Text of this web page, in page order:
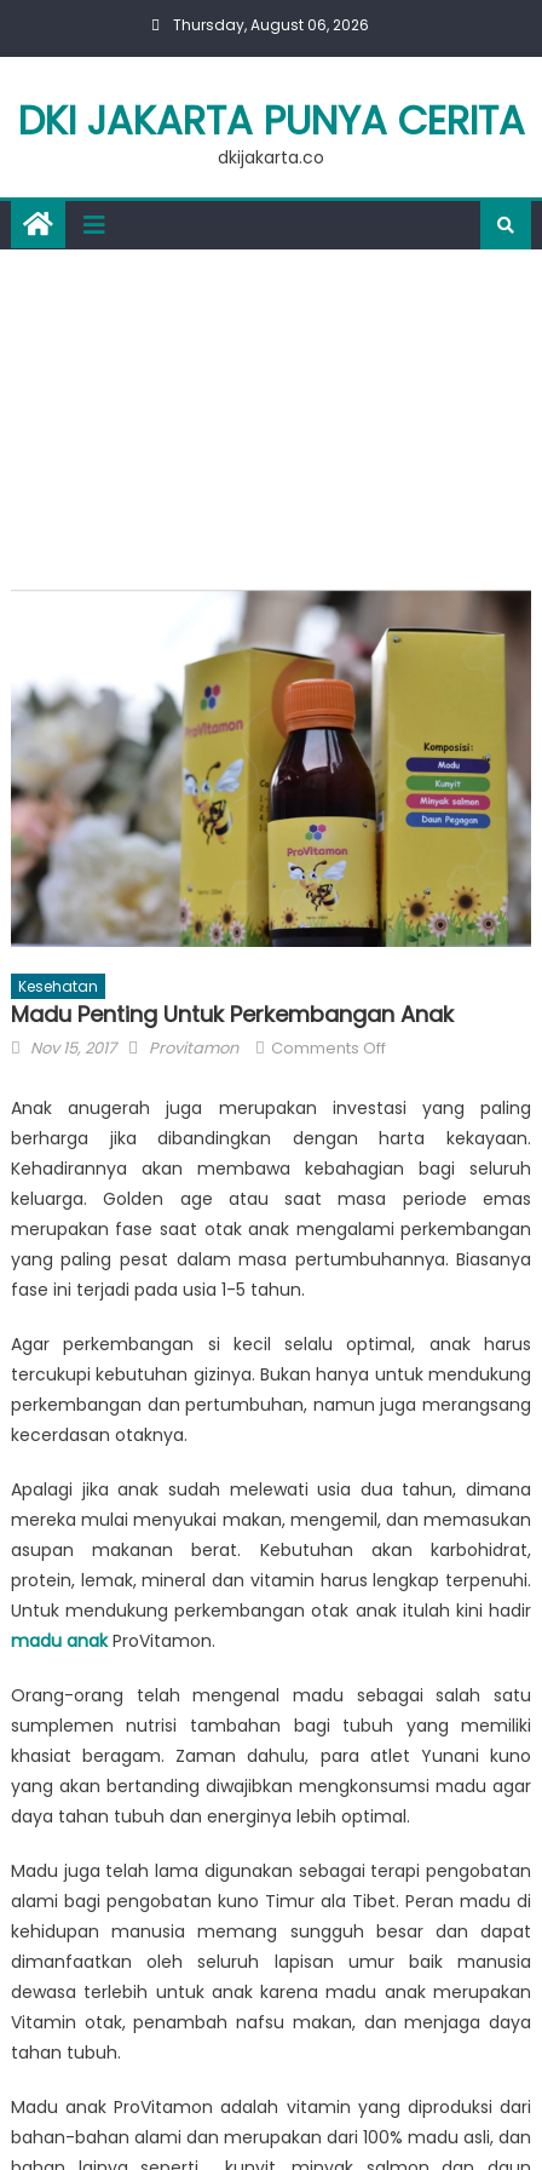
Thursday, August 06, 2026
DKI JAKARTA PUNYA CERITA
dkijakarta.co
Kesehatan
Madu Penting Untuk Perkembangan Anak
Posted
Nov 15, 2017 Author
Provitamon Comments Offon
Penting
Untuk
Perkembangan
Anak anugerah juga merupakan investasi yang paling
berharga jika dibandingkan dengan harta kekayaan.
Kehadirannya akan membawa kebahagian bagi seluruh
keluarga. Golden age atau saat masa periode emas
merupakan fase saat otak anak mengalami perkembangan
yang paling pesat dalam masa pertumbuhannya. Biasanya
fase ini terjadi pada usia 1-5 tahun.
Agar perkembangan si kecil selalu optimal, anak harus
tercukupi kebutuhan gizinya. Bukan hanya untuk mendukung
perkembangan dan pertumbuhan, namun juga merangsang
kecerdasan otaknya.
Apalagi jika anak sudah melewati usia dua tahun, dimana
mereka mulai menyukai makan, mengemil, dan memasukan
asupan makanan berat. Kebutuhan akan karbohidrat,
protein, lemak, mineral dan vitamin harus lengkap terpenuhi.
Untuk mendukung perkembangan otak anak itulah kini hadir
madu anakProVitamon.
Orang-orang telah mengenal madu sebagai salah satu
sumplemen nutrisi tambahan bagi tubuh yang memiliki
khasiat beragam. Zaman dahulu, para atlet Yunani kuno
yang akan bertanding diwajibkan mengkonsumsi madu agar
daya tahan tubuh dan energinya lebih optimal.
Madu juga telah lama digunakan sebagai terapi pengobatan
alami bagi pengobatan kuno Timur ala Tibet. Peran madu di
kehidupan manusia memang sungguh besar dan dapat
dimanfaatkan oleh seluruh lapisan umur baik manusia
dewasa terlebih untuk anak karena madu anak merupakan
Vitamin otak, penambah nafsu makan, dan menjaga daya
tahan tubuh.
Madu anak ProVitamon adalah vitamin yang diproduksi dari
bahan-bahan alami dan merupakan dari 100% madu asli, dan